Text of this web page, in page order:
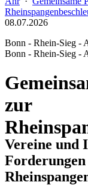
08.07.2026
Bonn - Rhein-Sieg -
Bonn - Rhein-Sieg -
zur
Vereine und